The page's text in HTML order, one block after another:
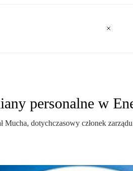
personalne w
dotychczasowy członek